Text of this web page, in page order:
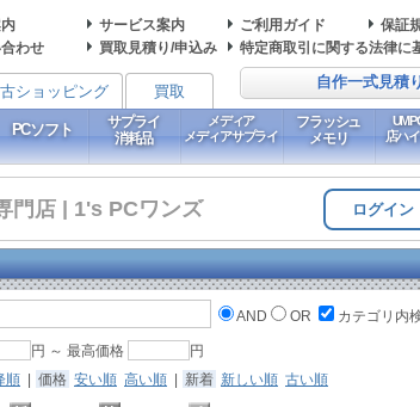
サービス案内 ご利用ガイド
保証
わせ 買取見積り/申込み 特定商取引に関する法律に
自作一式見積
ショッピング 買取
PCソフト
サプライ
消耗品
メディア
メディアサプライ
フラッシュ
メモリ
店ハ
門店 | 1's PCワンズ ログイン
AND OR カテゴリ内
円 ～ 最高価格
円
順 | 価格 安い順 高い順 | 新着 新しい順 古い順